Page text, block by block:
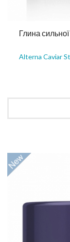
Глина сильної
Alterna Caviar